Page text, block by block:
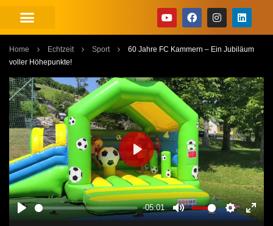
Home Echtzeit Sport
60 Jahre FC Kammern – Ein Jubiläum
voller Höhepunkte!
PLAY
-05:01
MUTE SETTINGS
PLAY